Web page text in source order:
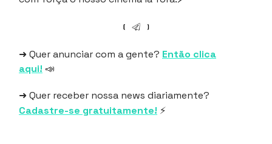
➜ Quer anunciar com a gente? Então clica
aqui! 📣
➜ Quer receber nossa news diariamente?
Cadastre-se gratuitamente! ⚡